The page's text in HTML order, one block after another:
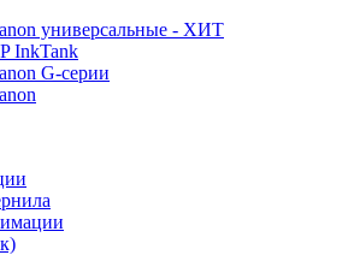
универсальные - ХИТ
InkTank
G-серии